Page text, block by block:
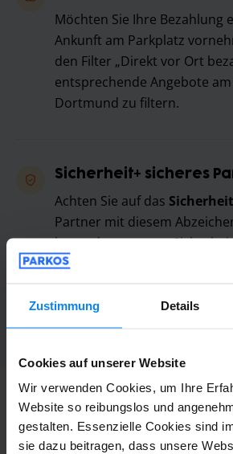
Zustimmung Details
Cookies auf unserer Website
Wir verwenden Cookies, um Ihre
Website so reibungslos und
gestalten. Essenzielle Cookies sind
sie dazu beitragen, dass unsere
Möchten Sie Ihre Bezahlung
Ankunft am Parkplatz
den Filter „Direkt vor Ort
entsprechende Angebote
Dortmund zu filtern.
Sicherheit+ sicheres
Achten Sie auf das
Partner mit diesem
besonders strenge
lückenlose
Personal.
Wichtige Tipps und
Ihre Abreise am